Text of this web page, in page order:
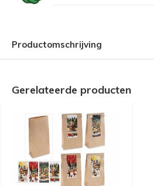
Productomschrijving
Gerelateerde producten